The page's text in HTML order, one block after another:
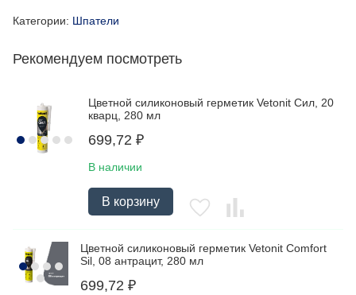
Категории: Шпатели
Рекомендуем посмотреть
Цветной силиконовый герметик Vetonit Сил, 20
кварц, 280 мл
699,72 ₽
В наличии
В корзину
Цветной силиконовый герметик Vetonit Comfort
Sil, 08 антрацит, 280 мл
699,72 ₽